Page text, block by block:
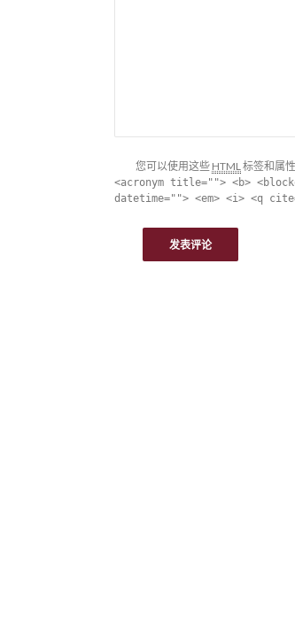
您可以使用这些 HTML标签和属性
<acronym title=""> <b>
datetime=""> <em> <i> <q